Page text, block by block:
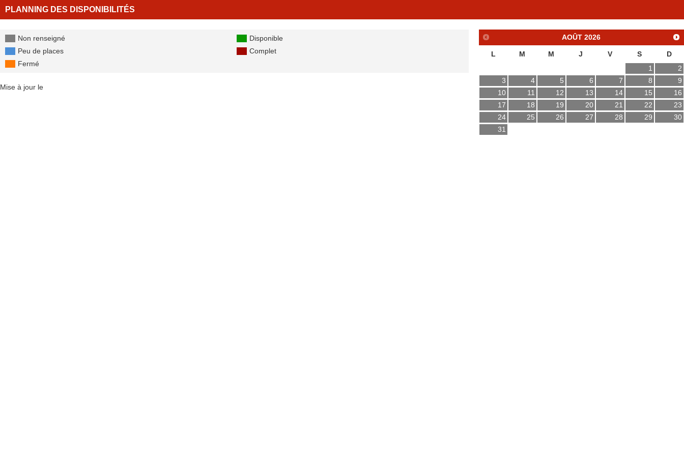
PLANNING DES DISPONIBILITÉS
Non renseigné
Disponible
Peu de places
Complet
Fermé
AOÛT 2026
L M M J V S
D
1
2
3
4 5 6 7 8
9
10
11 12 13 14 15
16
17
18 19 20 21 22
23
24
25 26 27 28 29
30
31
Mise à jour le